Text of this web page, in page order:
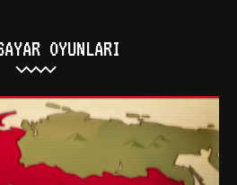
OYUNLARI